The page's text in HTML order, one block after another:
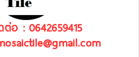
ต่อ : 0642659415